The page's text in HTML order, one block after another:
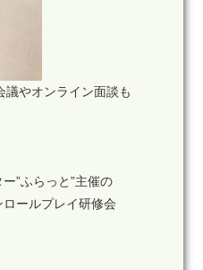
やオンライン面談も
”ふらっと”主催の
ールプレイ研修会